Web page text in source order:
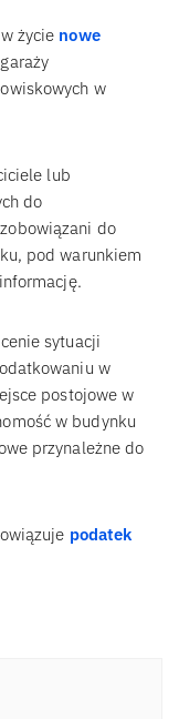
życie nowe
w
lub
do
do
pod warunkiem
sytuacji
w
postojowe w
w budynku
przynależne do
podatek